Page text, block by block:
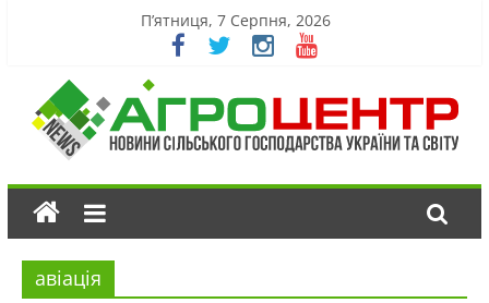
П’ятниця, 7 Серпня, 2026
авіація